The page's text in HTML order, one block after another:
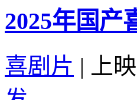
2025年国产
喜剧片 | 上